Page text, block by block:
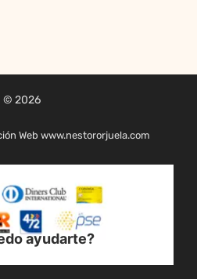
© 2026
Web www.nestororjuela.com
ayudarte?